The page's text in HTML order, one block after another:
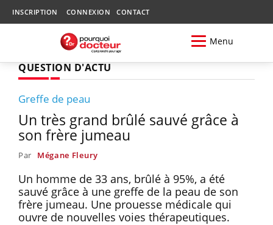
INSCRIPTION CONNEXION CONTACT
Menu
QUESTION D'ACTU
Greffe de peau
Un très grand brûlé sauvé grâce à
son frère jumeau
Par Mégane Fleury
Un homme de 33 ans, brûlé à 95%, a été
sauvé grâce à une greffe de la peau de son
frère jumeau. Une prouesse médicale qui
ouvre de nouvelles voies thérapeutiques.